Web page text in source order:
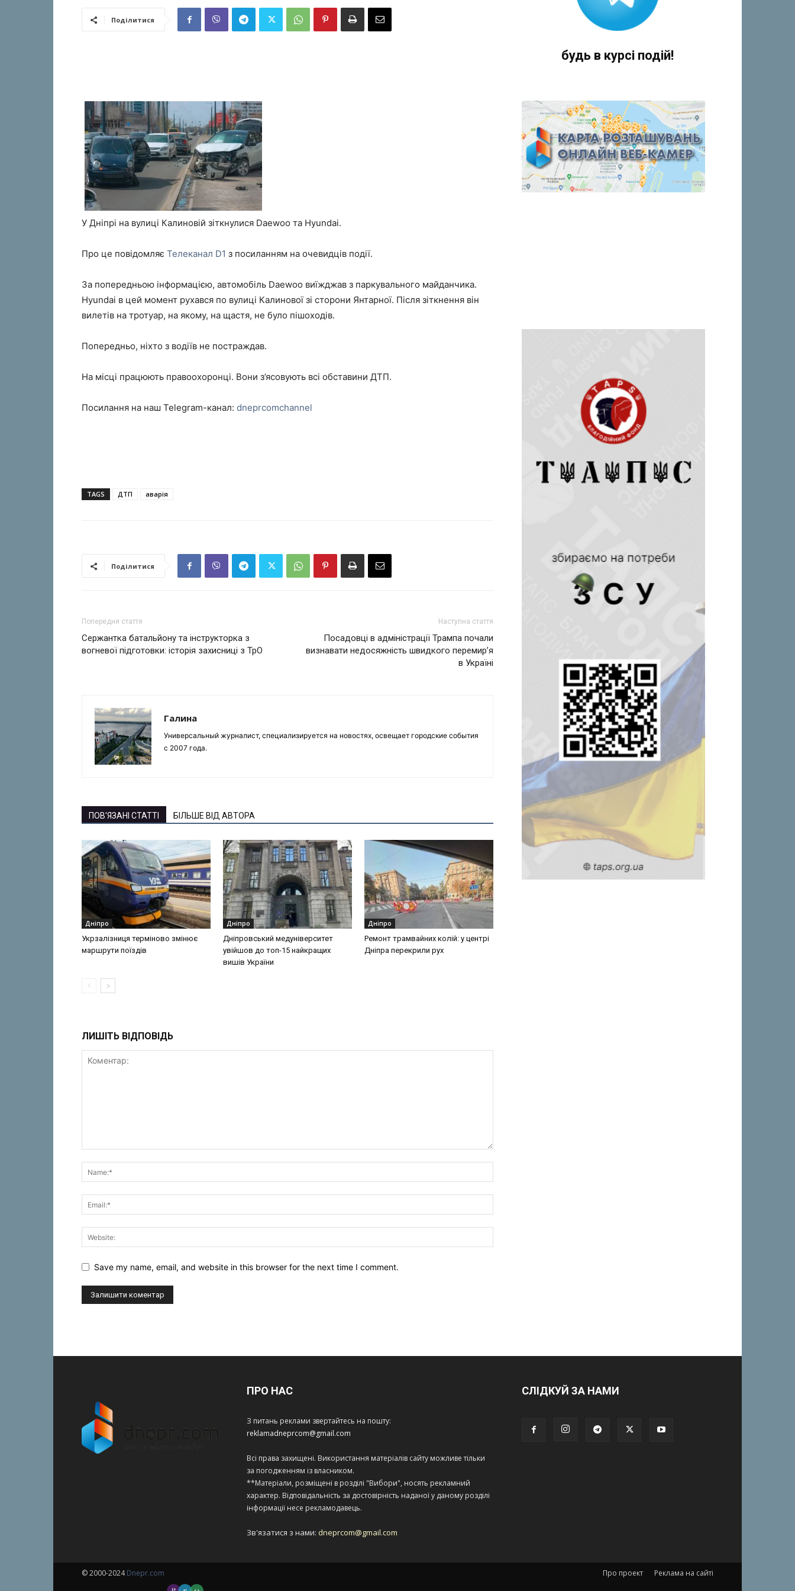
Поділитися
У Дніпрі на вулиці Калиновій зіткнулися Daewoo та Hyundai.
Про це повідомляє Телеканал D1 з посиланням на очевидців події.
За попередньою інформацією, автомобіль Daewoo виїжджав з паркувального майданчика.
Hyundai в цей момент рухався по вулиці Калинової зі сторони Янтарної. Після зіткнення він
вилетів на тротуар, на якому, на щастя, не було пішоходів.
Попередньо, ніхто з водіїв не постраждав.
На місці працюють правоохоронці. Вони з’ясовують всі обставини ДТП.
Посилання на наш Telegram-канал: dneprcomchannel
TAGS ДТП аварія
Поділитися
Попередня стаття
Сержантка батальйону та інструкторка з
вогневої підготовки: історія захисниці з ТрО
Наступна стаття
Посадовці в адміністрації Трампа почали
визнавати недосяжність швидкого перемир’я
в Україні
Галина
Универсальный журналист, специализируется на новостях, освещает городские события
с 2007 года.
ПОВ'ЯЗАНІ СТАТТІ БІЛЬШЕ ВІД АВТОРА
Дніпро
Укрзалізниця терміново змінює
маршрути поїздів
Дніпро
Дніпровський медуніверситет
увійшов до топ-15 найкращих
вишів України
Дніпро
Ремонт трамвайних колій: у центрі
Дніпра перекрили рух
ЛИШІТЬ ВІДПОВІДЬ
Save my name, email, and website in this browser for the next time I comment.
будь в курсі подій!
ПРО НАС
З питань реклами звертайтесь на пошту:
reklamadneprcom@gmail.com
Всі права захищені. Використання матеріалів сайту можливе тільки
за погодженням із власником.
**Матеріали, розміщені в розділі "Вибори", носять рекламний
характер. Відповідальність за достовірність наданої у даному розділі
інформації несе рекламодавець.
Зв'язатися з нами: dneprcom@gmail.com
СЛІДКУЙ ЗА НАМИ
Про проект Реклама на сайті
© 2000-2024Dnepr.com